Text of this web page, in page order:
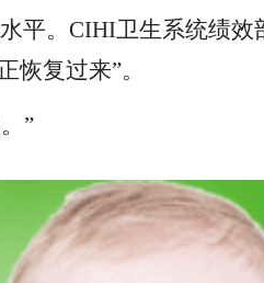
平。CIHI卫生系统绩效
恢复过来”。
”